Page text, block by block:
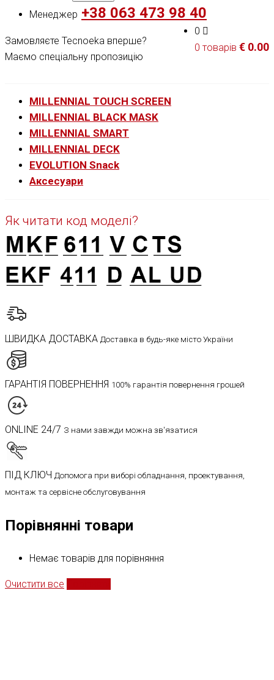
Менеджер +38 063 473 98 40
0
0 товарів € 0.00
Замовляєте Tecnoeka вперше?
Маємо спеціальну пропозицію
MILLENNIAL TOUCH SCREEN
MILLENNIAL BLACK MASK
MILLENNIAL SMART
MILLENNIAL DECK
EVOLUTION Snack
Аксесуари
Як читати код моделі?
ШВИДКА ДОСТАВКА Доставка в будь-яке місто України
ГАРАНТІЯ ПОВЕРНЕННЯ 100% гарантія повернення грошей
ONLINE 24/7 З нами завжди можна зв'язатися
ПІД КЛЮЧ Допомога при виборі обладнання, проектування,
монтаж та сервісне обслуговування
Порівнянні товари
Немає товарів для порівняння
Очистити все